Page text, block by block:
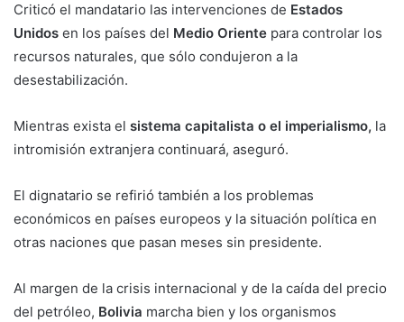
Criticó el mandatario las intervenciones de Estados
Unidos en los países del Medio Oriente para controlar los
recursos naturales, que sólo condujeron a la
desestabilización.
Mientras exista el sistema capitalista o el imperialismo, la
intromisión extranjera continuará, aseguró.
El dignatario se refirió también a los problemas
económicos en países europeos y la situación política en
otras naciones que pasan meses sin presidente.
Al margen de la crisis internacional y de la caída del precio
del petróleo, Bolivia marcha bien y los organismos